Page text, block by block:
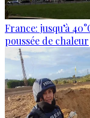
France: jusqu’à
poussée de chaleur